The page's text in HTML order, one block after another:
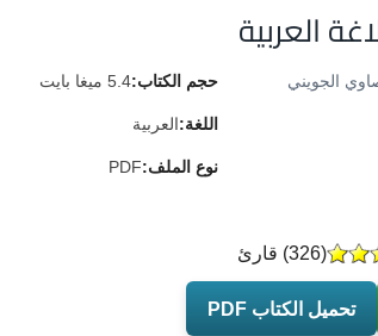
العربية
الجويني حجم الكتاب:5.4 ميغا بايت
اللغة:العربية
نوع الملف:PDF
(
326) قارئ
تحميل الكتاب PDF